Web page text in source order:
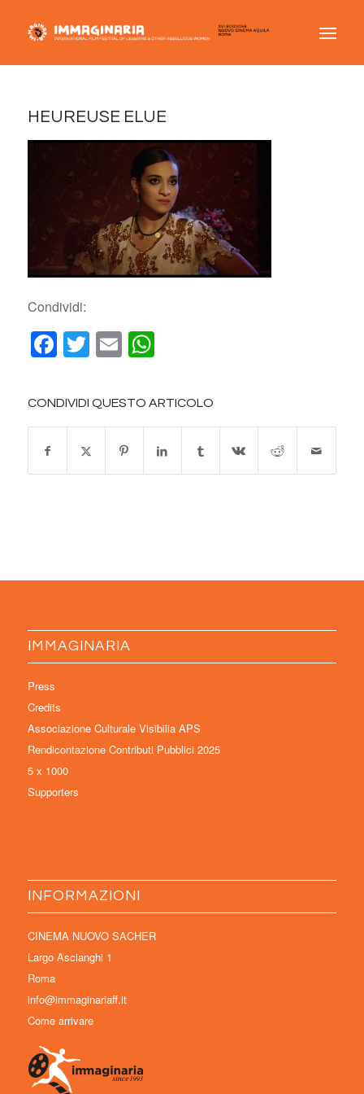
HEUREUSE ELUE
Condividi:
Facebook
Twitter
EmailWhatsApp
CONDIVIDI QUESTO ARTICOLO
IMMAGINARIA
Press
Credits
Associazione Culturale Visibilia APS
Rendicontazione Contributi Pubblici 2025
5 x 1000
Supporters
INFORMAZIONI
CINEMA NUOVO SACHER
Largo Ascianghi 1
Roma
info@immaginariaff.it
Come arrivare